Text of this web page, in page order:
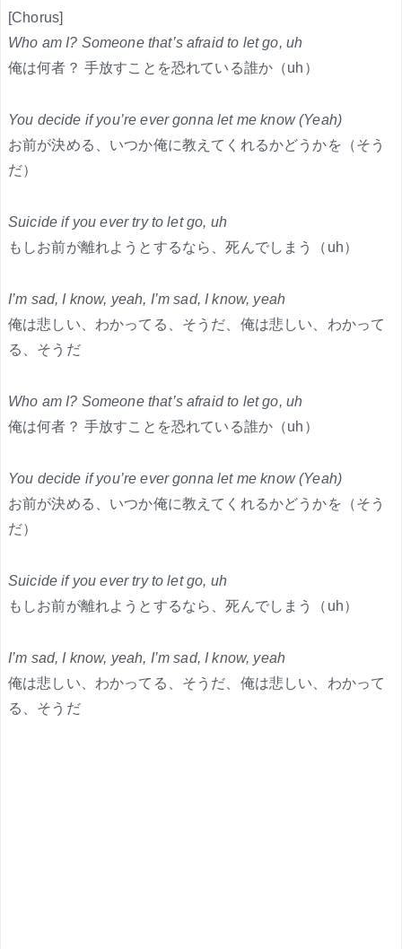
[Chorus]
Who am I? Someone that’s afraid to let go, uh
俺は何者？ 手放すことを恐れている誰か（uh）
You decide if you’re ever gonna let me know (Yeah)
お前が決める、いつか俺に教えてくれるかどうかを（そう
だ）
Suicide if you ever try to let go, uh
もしお前が離れようとするなら、死んでしまう（uh）
I’m sad, I know, yeah, I’m sad, I know, yeah
俺は悲しい、わかってる、そうだ、俺は悲しい、わかって
る、そうだ
Who am I? Someone that’s afraid to let go, uh
俺は何者？ 手放すことを恐れている誰か（uh）
You decide if you’re ever gonna let me know (Yeah)
お前が決める、いつか俺に教えてくれるかどうかを（そう
だ）
Suicide if you ever try to let go, uh
もしお前が離れようとするなら、死んでしまう（uh）
I’m sad, I know, yeah, I’m sad, I know, yeah
俺は悲しい、わかってる、そうだ、俺は悲しい、わかって
る、そうだ